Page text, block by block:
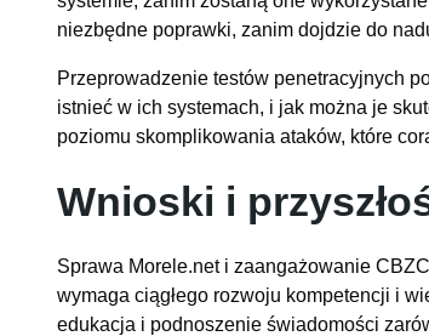
niezbędne poprawki, zanim dojdzie do
Przeprowadzenie testów penetracyjnych
istnieć w ich systemach, i jak można je
poziomu skomplikowania ataków, które
Wnioski i
Sprawa Morele.net i zaangażowanie
wymaga ciągłego rozwoju kompetencji i
edukacja i podnoszenie świadomości